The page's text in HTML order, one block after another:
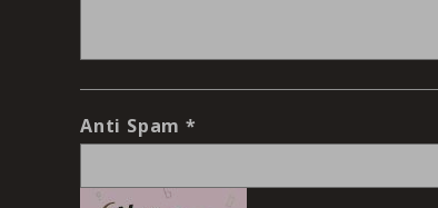
Anti Spam